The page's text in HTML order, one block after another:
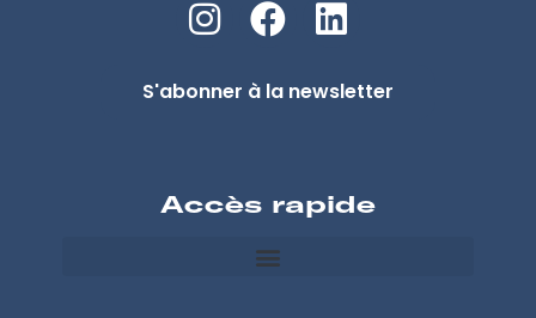
S'abonner à la newsletter
Accès rapide